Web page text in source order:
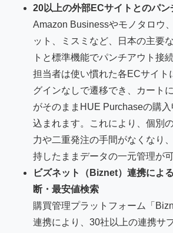
20以上の外部ECサイトとのパン
Amazon Businessやモノタロウ
ット、ミスミなど、日本の主要
トと標準機能でパンチアウト接
担当者は使い慣れた各ECサイト
グインなしで遷移でき、カート
がそのままHUE Purchaseの購入
込まれます。これにより、個別
力や二重発注の手間がなくなり
持したままデータの一元管理が可
ビズネット（Biznet）連携によ
断・最安値検索
購買管理プラットフォーム「
連携により、30社以上の連携サ